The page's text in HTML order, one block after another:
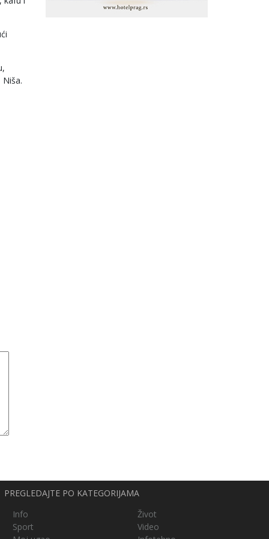
PREGLEDAJTE PO KATEGORIJAMA
Info
Život
Sport
Video